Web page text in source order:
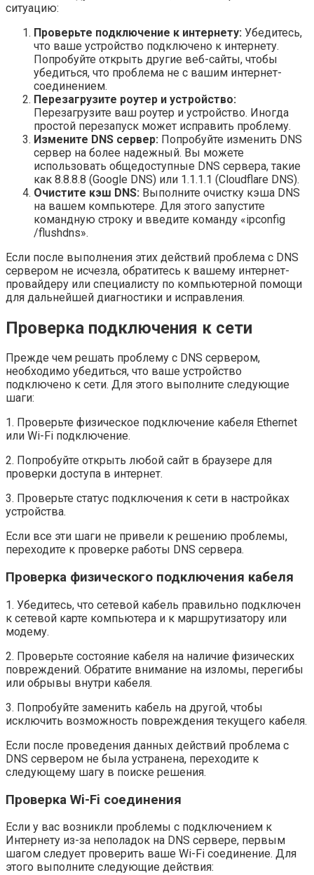
ситуацию:
Проверьте подключение к интернету: Убедитесь,
что ваше устройство подключено к интернету.
Попробуйте открыть другие веб-сайты, чтобы
убедиться, что проблема не с вашим интернет-
соединением.
Перезагрузите роутер и устройство:
Перезагрузите ваш роутер и устройство. Иногда
простой перезапуск может исправить проблему.
Измените DNS сервер: Попробуйте изменить DNS
сервер на более надежный. Вы можете
использовать общедоступные DNS сервера, такие
как 8.8.8.8 (Google DNS) или 1.1.1.1 (Cloudflare DNS).
Очистите кэш DNS: Выполните очистку кэша DNS
на вашем компьютере. Для этого запустите
командную строку и введите команду «ipconfig
/flushdns».
Если после выполнения этих действий проблема с DNS
сервером не исчезла, обратитесь к вашему интернет-
провайдеру или специалисту по компьютерной помощи
для дальнейшей диагностики и исправления.
Проверка подключения к сети
Прежде чем решать проблему с DNS сервером,
необходимо убедиться, что ваше устройство
подключено к сети. Для этого выполните следующие
шаги:
1. Проверьте физическое подключение кабеля Ethernet
или Wi-Fi подключение.
2. Попробуйте открыть любой сайт в браузере для
проверки доступа в интернет.
3. Проверьте статус подключения к сети в настройках
устройства.
Если все эти шаги не привели к решению проблемы,
переходите к проверке работы DNS сервера.
Проверка физического подключения кабеля
1. Убедитесь, что сетевой кабель правильно подключен
к сетевой карте компьютера и к маршрутизатору или
модему.
2. Проверьте состояние кабеля на наличие физических
повреждений. Обратите внимание на изломы, перегибы
или обрывы внутри кабеля.
3. Попробуйте заменить кабель на другой, чтобы
исключить возможность повреждения текущего кабеля.
Если после проведения данных действий проблема с
DNS сервером не была устранена, переходите к
следующему шагу в поиске решения.
Проверка Wi-Fi соединения
Если у вас возникли проблемы с подключением к
Интернету из-за неполадок на DNS сервере, первым
шагом следует проверить ваше Wi-Fi соединение. Для
этого выполните следующие действия: